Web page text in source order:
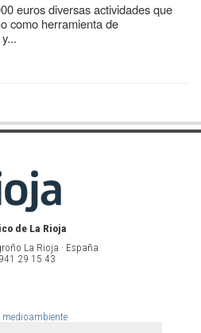
euros diversas actividades que
como herramienta de
de La Rioja
La Rioja · España
29 15 43